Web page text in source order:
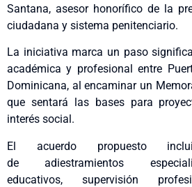
Santana, asesor honorífico de la
ciudadana y sistema penitenciario.
La iniciativa marca un paso
académica y profesional entre
Dominicana, al encaminar un
que sentará las bases para
interés social.
El acuerdo propuesto
de adiestramientos
educativos, supervisión